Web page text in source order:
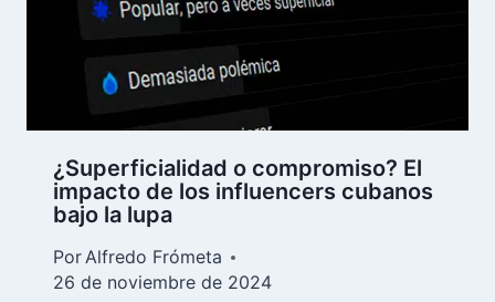
¿Superficialidad o compromiso? El
impacto de los influencers cubanos
bajo la lupa
PorAlfredo Frómeta
26 de noviembre de 2024